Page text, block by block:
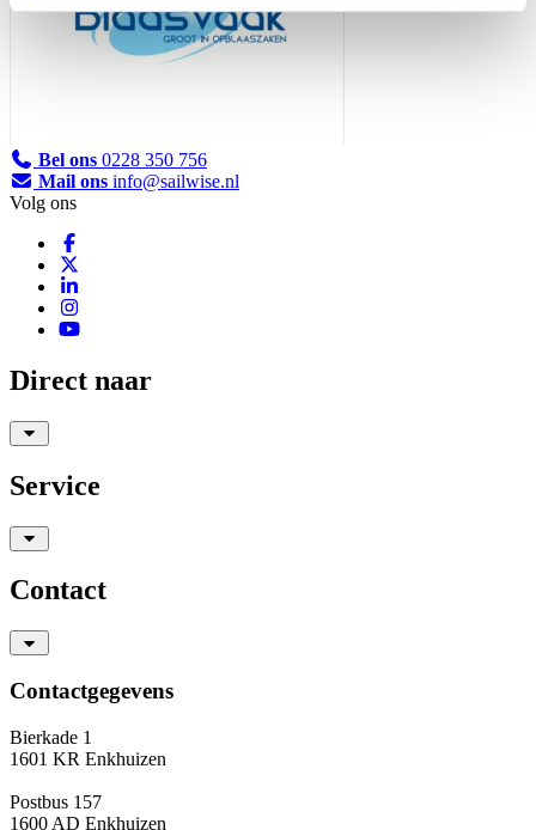
Bel ons 0228 350 756
Mail ons info@sailwise.nl
Volg ons
Direct naar
Service
Contact
Contactgegevens
Bierkade 1
1601 KR Enkhuizen
Postbus 157
1600 AD Enkhuizen